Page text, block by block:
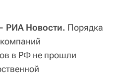
РИА Новости. Порядка
в РФ не прошли